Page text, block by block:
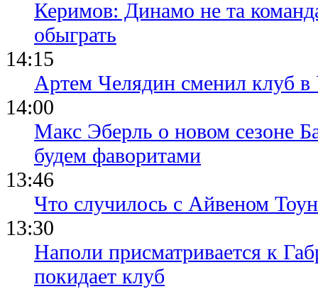
Керимов: Динамо не та
обыграть
14:15
Артем Челядин сменил клуб
14:00
Макс Эберль о новом сезоне
будем фаворитами
13:46
Что случилось с Айвеном
13:30
Наполи присматривается к
покидает клуб